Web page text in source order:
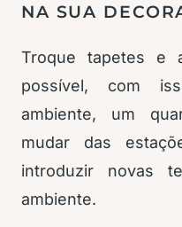
NA SUA
Troque tapetes e
possível, com
ambiente, um
mudar das
introduzir novas
ambiente.